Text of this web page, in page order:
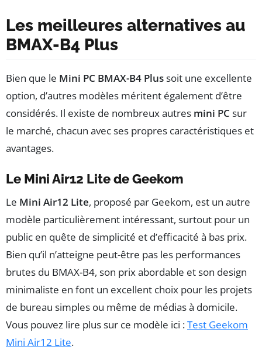
Les meilleures alternatives au
BMAX-B4 Plus
Bien que le Mini PC BMAX-B4 Plussoit une excellente
option, d’autres modèles méritent également d’être
considérés. Il existe de nombreux autres mini PC sur
le marché, chacun avec ses propres caractéristiques et
avantages.
Le Mini Air12 Lite de Geekom
Le Mini Air12 Lite, proposé par Geekom, est un autre
modèle particulièrement intéressant, surtout pour un
public en quête de simplicité et d’efficacité à bas prix.
Bien qu’il n’atteigne peut-être pas les performances
brutes du BMAX-B4, son prix abordable et son design
minimaliste en font un excellent choix pour les projets
de bureau simples ou même de médias à domicile.
Vous pouvez lire plus sur ce modèle ici :Test Geekom
Mini Air12 Lite.